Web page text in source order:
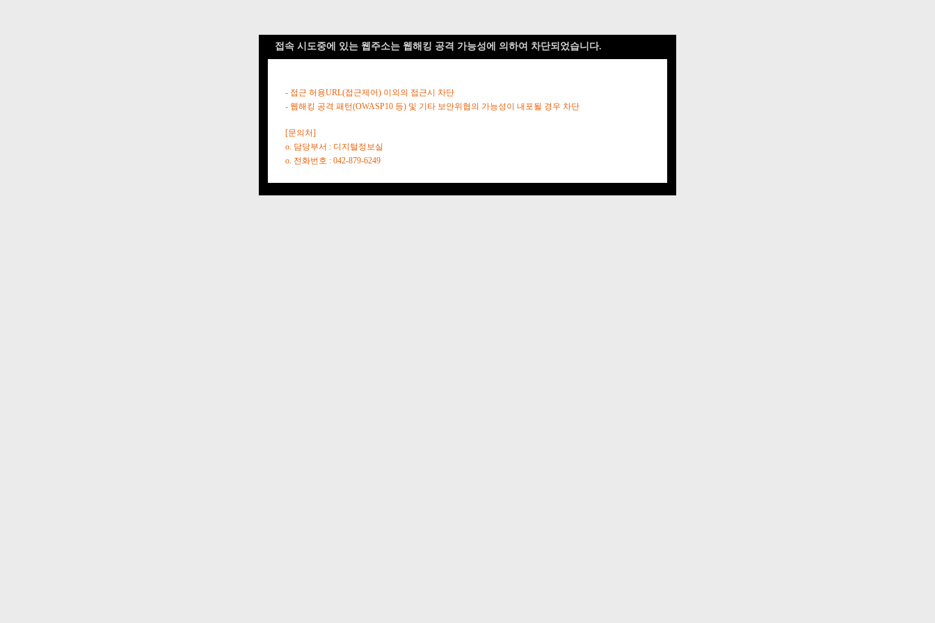
접속 시도중에 있는 웹주소는 웹해킹 공격 가능성에 의하여 차단되었습니다.
- 접근 허용URL(접근제어) 이외의 접근시 차단
- 웹해킹 공격 패턴(OWASP10 등) 및 기타 보안위협의 가능성이 내포될 경우 차단
[문의처]
o. 담당부서 : 디지털정보실
o. 전화번호 : 042-879-6249